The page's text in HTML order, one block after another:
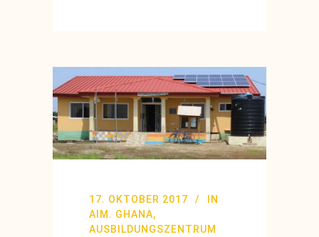
17. OKTOBER 2017
IN
AIM. GHANA,
AUSBILDUNGSZENTRUM